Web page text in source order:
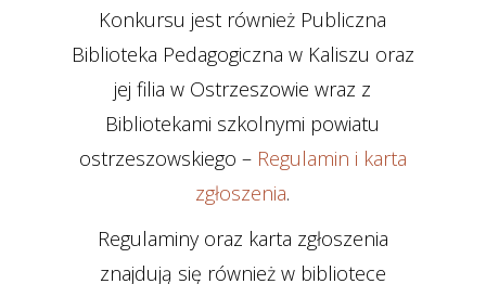
Konkursu jest również Publiczna
Biblioteka Pedagogiczna w Kaliszu oraz
jej filia w Ostrzeszowie wraz z
Bibliotekami szkolnymi powiatu
ostrzeszowskiego – Regulamin i karta
zgłoszenia.
Regulaminy oraz karta zgłoszenia
znajdują się również w bibliotece